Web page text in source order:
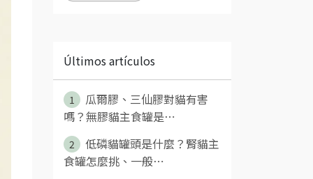
Últimos artículos
1
瓜爾膠、三仙膠對貓有害
嗎？無膠貓主食罐是⋯
2
低磷貓罐頭是什麼？腎貓主
食罐怎麼挑、一般⋯